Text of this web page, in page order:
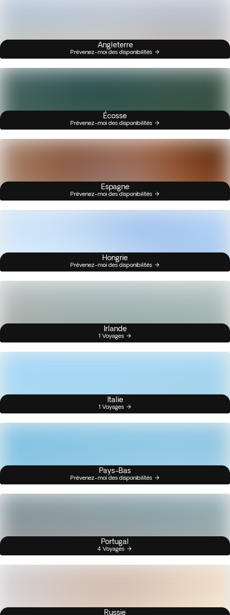
Angleterre
Prévenez-moi des disponibilités
Écosse
Prévenez-moi des disponibilités
Espagne
Prévenez-moi des disponibilités
Hongrie
Prévenez-moi des disponibilités
Irlande
1 Voyages
Italie
1 Voyages
Pays-Bas
Prévenez-moi des disponibilités
Portugal
4 Voyages
Russie